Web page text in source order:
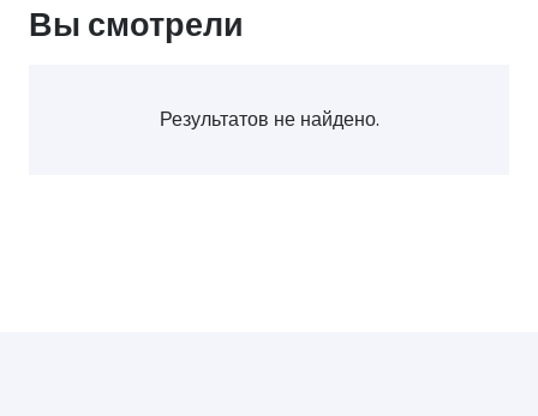
Вы смотрели
Результатов не найдено.